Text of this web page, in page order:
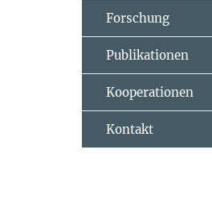
Forschung
Publikationen
Kooperationen
Kontakt